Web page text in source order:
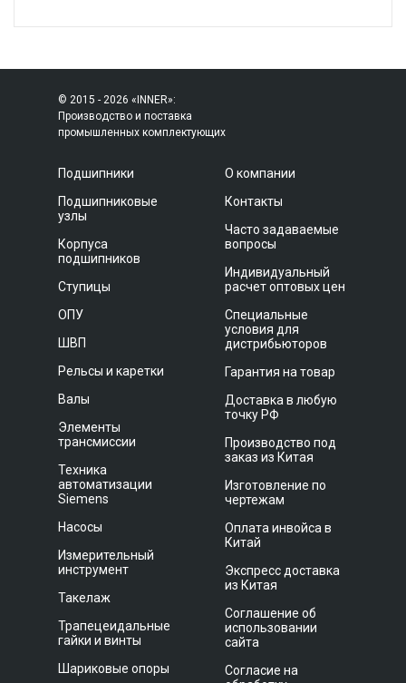
© 2015 - 2026 «INNER»:
Производство и поставка
промышленных комплектующих
Подшипники
Подшипниковые
узлы
Корпуса
подшипников
Ступицы
ОПУ
ШВП
Рельсы и каретки
Валы
Элементы
трансмиссии
Техника
автоматизации
Siemens
Насосы
Измерительный
инструмент
Такелаж
Трапецеидальные
гайки и винты
Шариковые опоры
О компании
Контакты
Часто задаваемые
вопросы
Индивидуальный
расчет оптовых цен
Специальные
условия для
дистрибьюторов
Гарантия на товар
Доставка в любую
точку РФ
Производство под
заказ из Китая
Изготовление по
чертежам
Оплата инвойса в
Китай
Экспресс доставка
из Китая
Соглашение об
использовании
сайта
Согласие на